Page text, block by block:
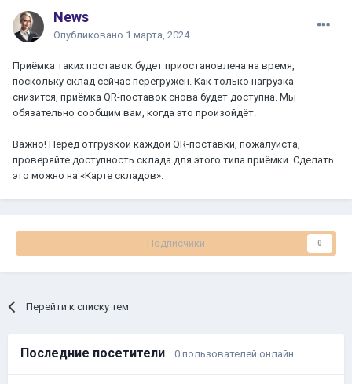
News
Опубликовано 1 марта, 2024
Приёмка таких поставок будет приостановлена на время,
поскольку склад сейчас перегружен. Как только нагрузка
снизится, приёмка QR-поставок снова будет доступна. Мы
обязательно сообщим вам, когда это произойдёт.
Важно! Перед отгрузкой каждой QR-поставки, пожалуйста,
проверяйте доступность склада для этого типа приёмки. Сделать
это можно на «Карте складов».
Подписчики 0
Перейти к списку тем
Последние посетители 0 пользователей онлайн